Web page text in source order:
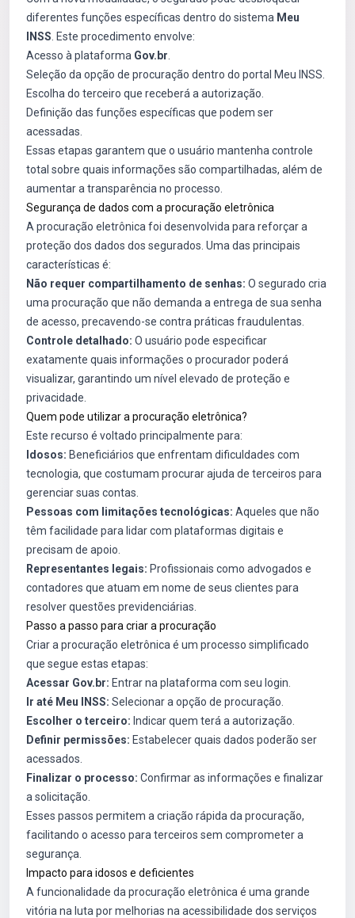
diferentes funções específicas dentro do sistema Meu
INSS . Este procedimento envolve:
Acesso à plataforma Gov.br
Seleção da opção de procuração dentro do portal Meu INSS.
Escolha do terceiro que receberá a autorização.
Definição das funções específicas que podem ser
acessadas.
Essas etapas garantem que o usuário mantenha controle
total sobre quais informações são compartilhadas, além de
aumentar a transparência no processo.
Segurança de dados com a procuração eletrônica
A procuração eletrônica foi desenvolvida para reforçar a
proteção dos dados dos segurados. Uma das principais
características é:
Não requer compartilhamento de senhas: O segurado cria
uma procuração que não demanda a entrega de sua senha
de acesso, precavendo-se contra práticas fraudulentas.
Controle detalhado: O usuário pode especificar
exatamente quais informações o procurador poderá
visualizar, garantindo um nível elevado de proteção e
privacidade.
Quem pode utilizar a procuração eletrônica?
Este recurso é voltado principalmente para:
Idosos: Beneficiários que enfrentam dificuldades com
tecnologia, que costumam procurar ajuda de terceiros para
gerenciar suas contas.
Pessoas com limitações tecnológicas: Aqueles que não
têm facilidade para lidar com plataformas digitais e
precisam de apoio.
Representantes legais: Profissionais como advogados e
contadores que atuam em nome de seus clientes para
resolver questões previdenciárias.
Passo a passo para criar a procuração
Criar a procuração eletrônica é um processo simplificado
que segue estas etapas:
Acessar Gov.br: Entrar na plataforma com seu login.
Ir até Meu INSS: Selecionar a opção de procuração.
Escolher o terceiro: Indicar quem terá a autorização.
Definir permissões: Estabelecer quais dados poderão ser
acessados.
Finalizar o processo: Confirmar as informações e finalizar
a solicitação.
Esses passos permitem a criação rápida da procuração,
facilitando o acesso para terceiros sem comprometer a
segurança.
Impacto para idosos e deficientes
A funcionalidade da procuração eletrônica é uma grande
vitória na luta por melhorias na acessibilidade dos serviços